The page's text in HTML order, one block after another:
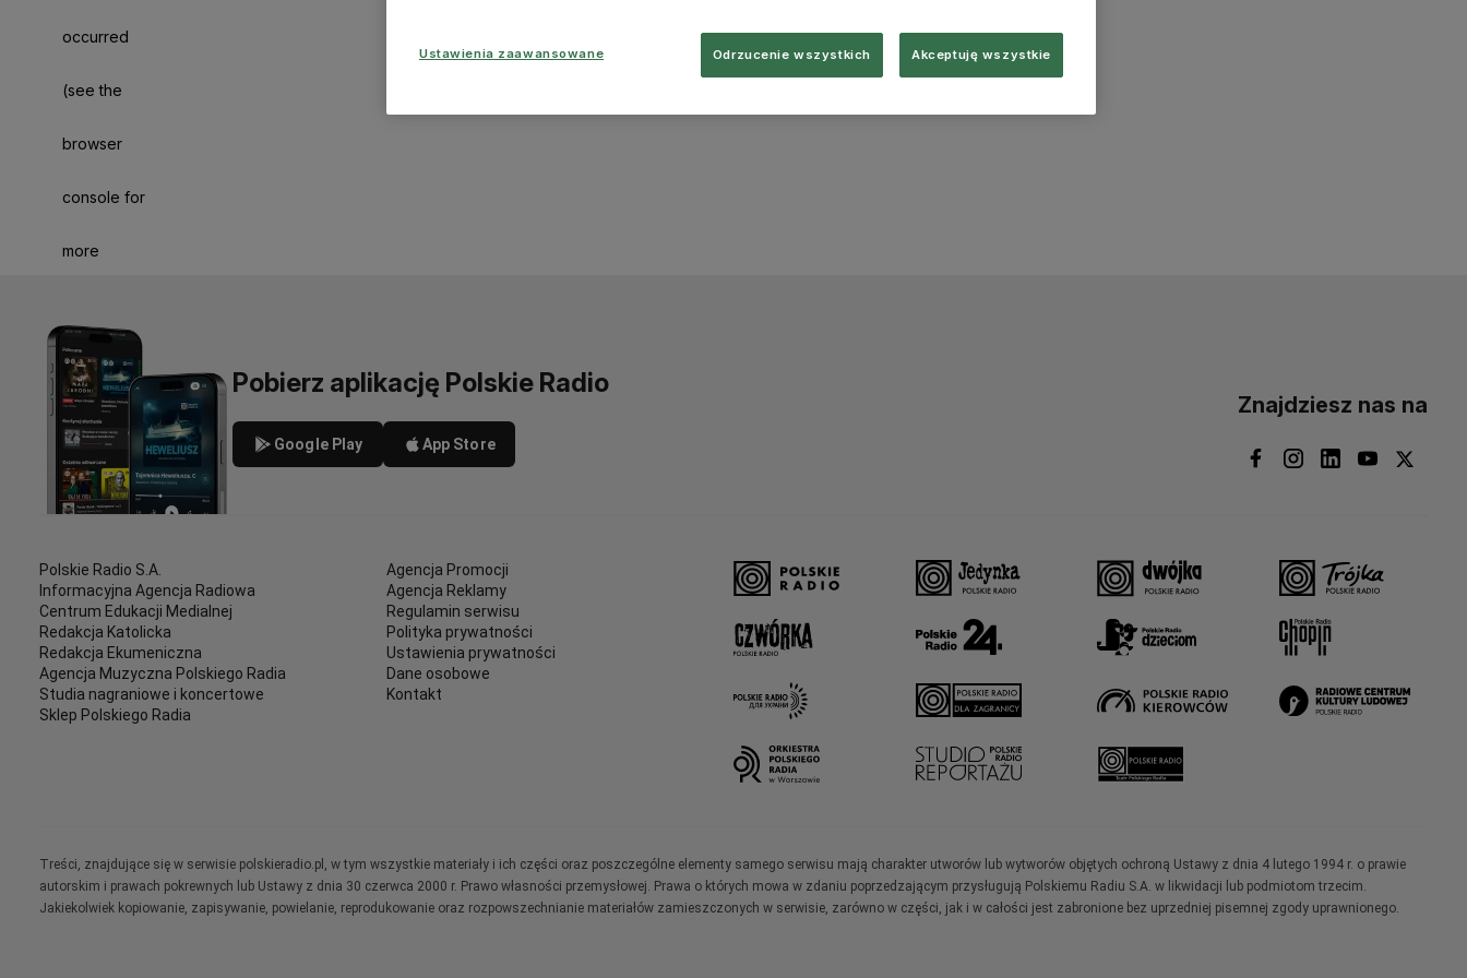
occurred
(see the
browser
console for
more
Pobierz aplikację Polskie Radio
Google Play App Store
Znajdziesz nas na
Polskie Radio S.A.
Informacyjna Agencja Radiowa
Centrum Edukacji Medialnej
Redakcja Katolicka
Redakcja Ekumeniczna
Agencja Muzyczna Polskiego Radia
Studia nagraniowe i koncertowe
Sklep Polskiego Radia
Agencja Promocji
Agencja Reklamy
Regulamin serwisu
Polityka prywatności
Ustawienia prywatności
Dane osobowe
Kontakt
Treści, znajdujące się w serwisie polskieradio.pl, w tym wszystkie materiały i ich części oraz poszczególne elementy samego serwisu mają charakter utworów lub wytworów objętych ochroną Ustawy z dnia 4 lutego 1994 r. o prawie
autorskim i prawach pokrewnych lub Ustawy z dnia 30 czerwca 2000 r. Prawo własności przemysłowej. Prawa o których mowa w zdaniu poprzedzającym przysługują Polskiemu Radiu S.A. w likwidacji lub podmiotom trzecim.
Jakiekolwiek kopiowanie, zapisywanie, powielanie, reprodukowanie oraz rozpowszechnianie materiałów zamieszczonych w serwisie, zarówno w części, jak i w całości jest zabronione bez uprzedniej pisemnej zgody uprawnionego.
Ustawienia zaawansowane Odrzucenie wszystkich Akceptuję wszystkie